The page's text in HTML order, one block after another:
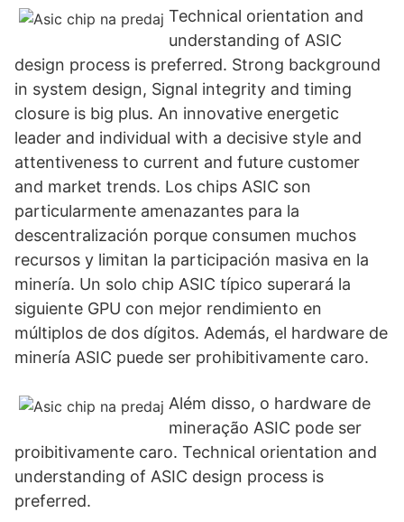
Technical orientation and
understanding of ASIC
design process is preferred. Strong background
in system design, Signal integrity and timing
closure is big plus. An innovative energetic
leader and individual with a decisive style and
attentiveness to current and future customer
and market trends. Los chips ASIC son
particularmente amenazantes para la
descentralización porque consumen muchos
recursos y limitan la participación masiva en la
minería. Un solo chip ASIC típico superará la
siguiente GPU con mejor rendimiento en
múltiplos de dos dígitos. Además, el hardware de
minería ASIC puede ser prohibitivamente caro.
Além disso, o hardware de
mineração ASIC pode ser
proibitivamente caro. Technical orientation and
understanding of ASIC design process is
preferred.